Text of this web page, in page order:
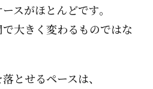
スがほとんどです。
大きく変わるものではな
とせるペースは、